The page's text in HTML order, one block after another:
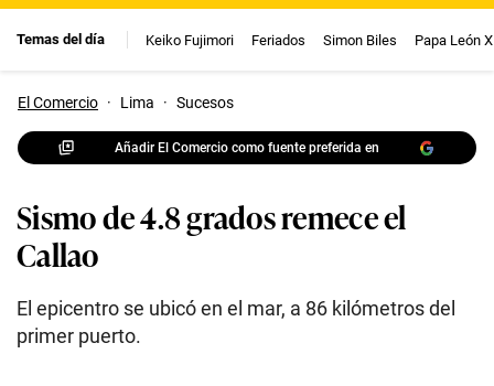
Temas del día Keiko Fujimori Feriados Simon Biles Papa León
El Comercio · Lima · Sucesos
Añadir El Comercio como fuente preferida en
Sismo de 4.8 grados remece el
Callao
El epicentro se ubicó en el mar, a 86 kilómetros del
primer puerto.